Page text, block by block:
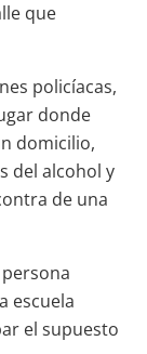
que
policíacas,
donde
domicilio,
del alcohol y
de una
escuela
el supuesto